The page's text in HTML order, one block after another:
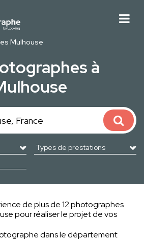
Mulhouse
à
de plus de 12 photographes
pour réaliser le projet de vos
dans le département